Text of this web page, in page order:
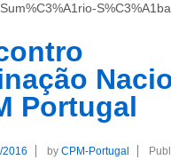
Portugal
2016 by CPM-Portugal